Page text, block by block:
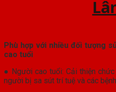
Phù hợp với nhiều đối tượng
cao tuổi
● Người cao tuổi: Cải thiện
người bị sa sút trí tuệ và các